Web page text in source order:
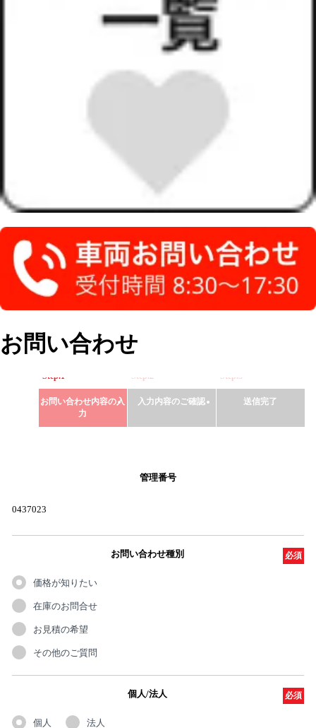
お問い合わせ
Step.1
お問い合わせ内容の入
力
Step.2
入力内容のご確認
Step.3
送信完了
管理番号
0437023
お問い合わせ種別 必須
価格が知りたい
在庫のお問合せ
お見積の希望
その他のご質問
個人/法人 必須
個人 法人